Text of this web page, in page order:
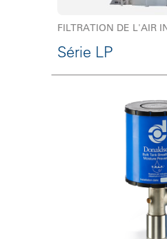
FILTRATION DE L'AIR
Série LP